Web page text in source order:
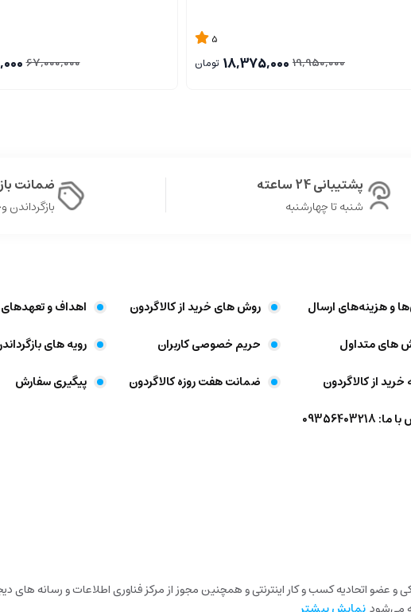
5
19,950,000
18,375,000 تومان 67,000,000
پشتیبانی 24 ساعته
شنبه تا چهارشنبه
ضمانت
بازگرداندن
و هزینه‌های ارسال روش های خرید از کالاگردون
اهداف و تعهد‌های
های متداول
حریم خصوصی کاربران
رویه های
خرید از کالاگردون
ضمانت هفت روزه کالاگردون
پیگیری سفارش
و عضو اتحادیه کسب و کار اینترنتی و همچنین مجوز از مرکز فناوری اطلاعات و رسانه